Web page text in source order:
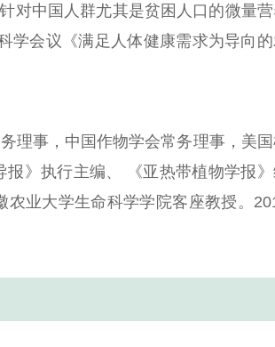
对中国人群尤其是贫困人口的微量
学会议《满足人体健康需求为导向
理事，中国作物学会常务理事，美
》执行主编、
《亚热带植物学报
业大学生命科学学院客座教授。